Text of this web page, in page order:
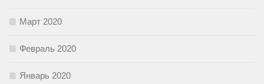
Март 2020
Февраль 2020
Январь 2020